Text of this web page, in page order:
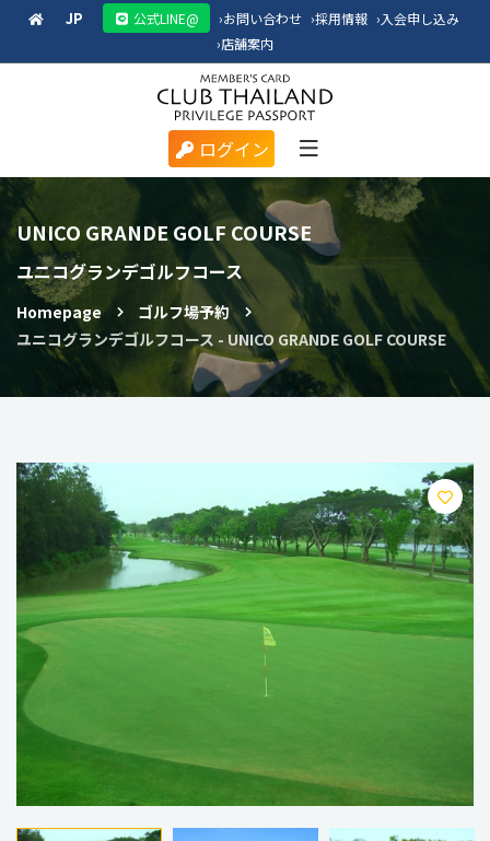
JP 公式LINE@ ›お問い合わせ ›採用情報 ›入会申し込み
›店舗案内
ログイン
UNICO GRANDE GOLF COURSE
ユニコグランデゴルフコース
Homepage
ゴルフ場予約
ユニコグランデゴルフコース - UNICO GRANDE GOLF COURSE